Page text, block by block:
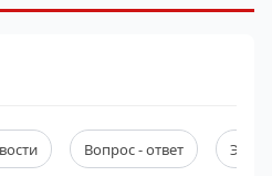
Вопрос - ответ